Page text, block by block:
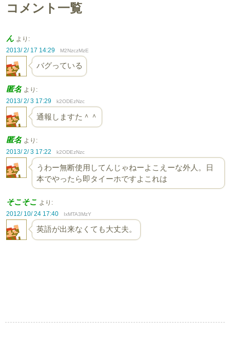
コメント一覧
ん より:
2013/ 2/ 17 14:29
M2NzczMzE
バグっている
匿名 より:
2013/ 2/ 3 17:29
k2ODEzNzc
通報しますた＾＾
匿名 より:
2013/ 2/ 3 17:22
k2ODEzNzc
うわー無断使用してんじゃねーよこえーな外人。日
本でやったら即タイーホですよこれは
そこそこ より:
2012/ 10/ 24 17:40
IxMTA3MzY
英語が出来なくても大丈夫。